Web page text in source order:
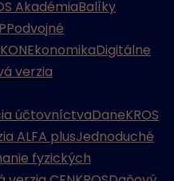
AkadémiaBalíky
Podvojné
EkonomikaDigitálne
verzia
účtovníctvaDaneKROS
ALFA plusJednoduché
fyzických